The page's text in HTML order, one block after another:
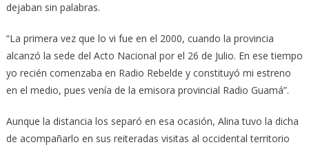
dejaban sin palabras.
“La primera vez que lo vi fue en el 2000, cuando la provincia
alcanzó la sede del Acto Nacional por el 26 de Julio. En ese tiempo
yo recién comenzaba en Radio Rebelde y constituyó mi estreno
en el medio, pues venía de la emisora provincial Radio Guamá”.
Aunque la distancia los separó en esa ocasión, Alina tuvo la dicha
de acompañarlo en sus reiteradas visitas al occidental territorio